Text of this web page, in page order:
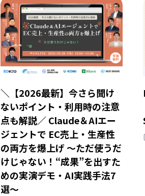
＼【2026最新】今さら聞け
ないポイント・利用時の注意
点も解説／ Claude＆AIエー
ジェントで EC売上・生産性
の両方を爆上げ ～ただ使うだ
けじゃない！“成果”を出すた
めの実演デモ・AI実践手法7
選～